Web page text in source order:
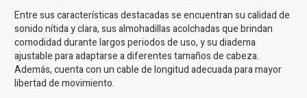
Entre sus características destacadas se encuentran su calidad de
sonido nítida y clara, sus almohadillas acolchadas que brindan
comodidad durante largos periodos de uso, y su diadema
ajustable para adaptarse a diferentes tamaños de cabeza.
Además, cuenta con un cable de longitud adecuada para mayor
libertad de movimiento.